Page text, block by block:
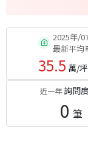
2025年/
最新平均
35.5 萬/坪
近一年詢問
0 筆